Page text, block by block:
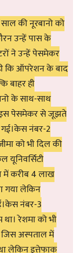
की नूरबानो को
उन्हें पास के
ने उन्हें पेसमेकर
कि ऑपरेशन के बाद
बाहर ही
के साथ-साथ
इस पेसमेकर से जूझते
केस नंबर-2
को भी दिल की
यूनिवर्सिटी
में करीब 4 लाख
गया लेकिन
केस नंबर-3
था। रेशमा को भी
अस्पताल में
लेकिन इत्तेफाक